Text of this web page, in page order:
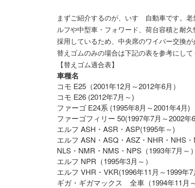
まずご紹介するのが、いすゞ自動車です。
ルフや中型車・フォワード、荷台容積と耐
採用しているため、中央席のワイパー交換が
替えゴムのみの場合は下記の表を参考にして
【替えゴム適合表】
車種名
コモ E25（2001年12月～2012年6月）
コモ E26 (2012年7月～)
ファーゴ E24系 (1995年8月～2001年4月)
ファーゴフィリー 50(1997年7月～2002年
エルフ ASH・ASR・ASP(1995年～)
エルフ ASN・ASQ・ASZ・NHR・NHS
NLS・NMR・NMS・NPS（1993年7月～）
エルフ NPR（1995年3月～）
エルフ VHR・VKR(1996年11月～1999年7
ギガ・ギガマックス 全車（1994年11月～